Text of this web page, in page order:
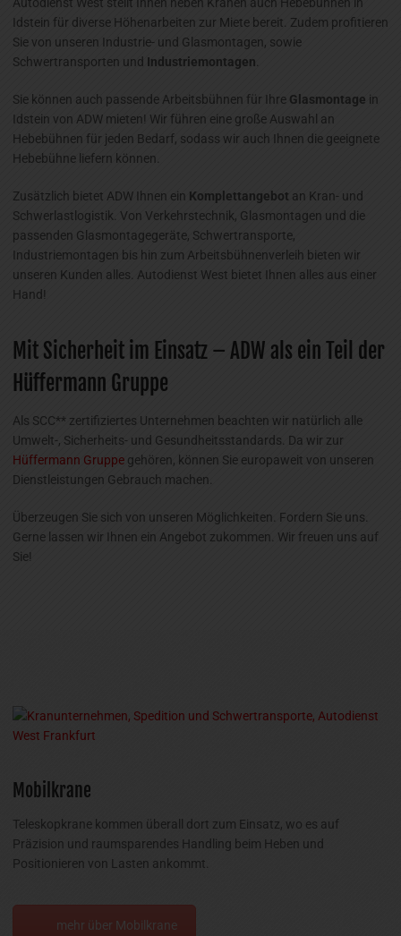
Idstein für diverse Höhenarbeiten zur Miete bereit. Zudem profitieren
Sie von unseren Industrie- und Glasmontagen, sowie
Schwertransporten und Industriemontagen
Sie können auch passende Arbeitsbühnen für Ihre Glasmontage in
Idstein von ADW mieten! Wir führen eine große Auswahl an
Hebebühnen für jeden Bedarf, sodass wir auch Ihnen die geeignete
Hebebühne liefern können.
Zusätzlich bietet ADW Ihnen ein Komplettangebot an Kran- und
Schwerlastlogistik. Von Verkehrstechnik, Glasmontagen und die
passenden Glasmontagegeräte, Schwertransporte,
Industriemontagen bis hin zum Arbeitsbühnenverleih bieten wir
unseren Kunden alles. Autodienst West bietet Ihnen alles aus einer
Hand!
Mit Sicherheit im Einsatz – ADW als ein Teil der
Hüffermann Gruppe
Als SCC** zertifiziertes Unternehmen beachten wir natürlich alle
Umwelt-, Sicherheits- und Gesundheitsstandards. Da wir zur
Hüffermann Gruppe gehören, können Sie europaweit von unseren
Dienstleistungen Gebrauch machen.
Überzeugen Sie sich von unseren Möglichkeiten. Fordern Sie uns.
Gerne lassen wir Ihnen ein Angebot zukommen. Wir freuen uns auf
Sie!
Mobilkrane
Teleskopkrane kommen überall dort zum Einsatz, wo es auf
Präzision und raumsparendes Handling beim Heben und
Positionieren von Lasten ankommt.
mehr über Mobilkrane